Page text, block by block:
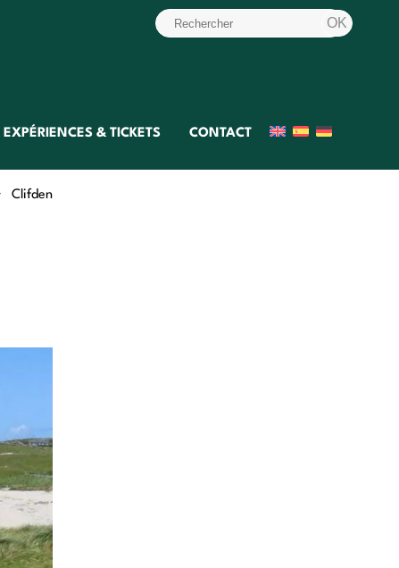
EXPÉRIENCES & TICKETS CONTACT
Clifden